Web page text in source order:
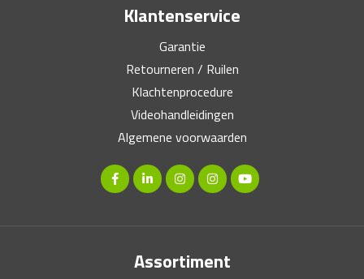
Klantenservice
Garantie
Retourneren / Ruilen
Klachtenprocedure
Videohandleidingen
Algemene voorwaarden
Assortiment